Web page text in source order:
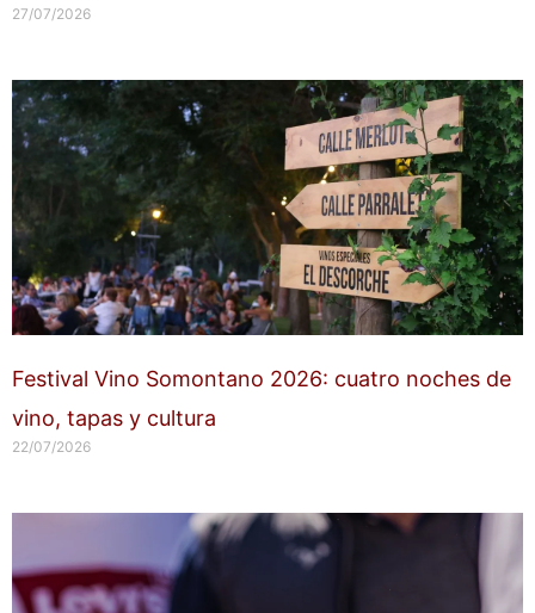
27/07/2026
Festival Vino Somontano 2026: cuatro noches de
vino, tapas y cultura
22/07/2026